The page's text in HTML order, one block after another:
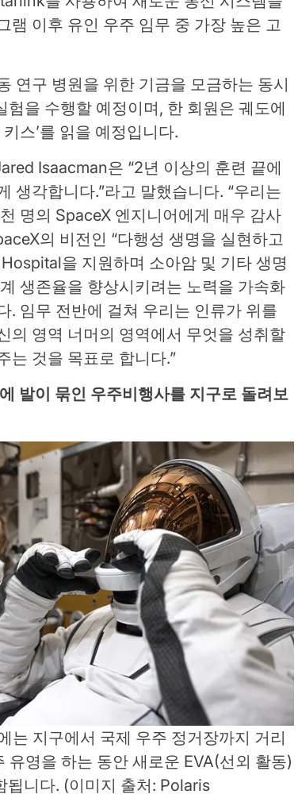
램 이후 유인 우주 임무 중 가장 높은 고
연구 병원을 위한 기금을 모금하는 동시
을 수행할 예정이며, 한 회원은 궤도에
스’를 읽을 예정입니다.
Isaacman은 “2년 이상의 훈련 끝에
생각합니다.”라고 말했습니다. “우리는
명의 SpaceX 엔지니어에게 매우 감사
의 비전인 “다행성 생명을 실현하고
을 지원하며 소아암 및 기타 생명
생존율을 향상시키려는 노력을 가속화
. 임무 전반에 걸쳐 우리는 인류가 위를
의 영역 너머의 영역에서 무엇을 성취할
는 것을 목표로 합니다.”
발이 묶인 우주비행사를 지구로 돌려보
는 지구에서 국제 우주 정거장까지 거리
유영을 하는 동안 새로운 EVA(선외 활동)
됩니다. (이미지 출처: Polaris